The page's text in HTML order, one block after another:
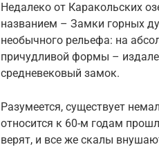
Недалеко от Каракольских
названием – Замки горных
необычного рельефа: на
причудливой формы –
средневековый замок.
Разумеется, существует
относится к 60-м годам
верят, и все же скалы